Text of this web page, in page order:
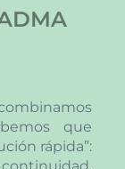
que
rápida”: